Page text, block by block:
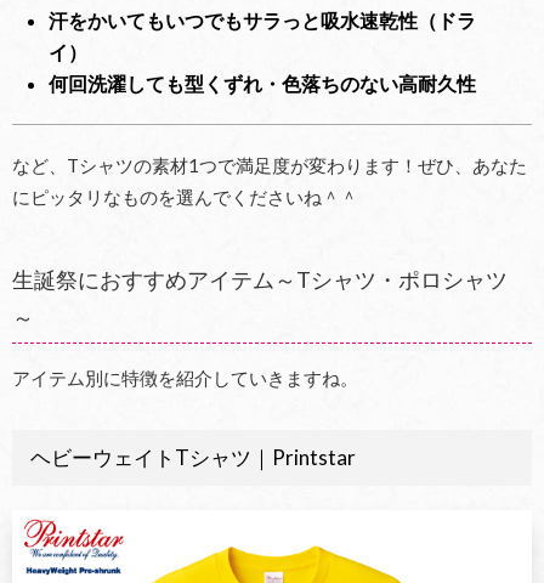
汗をかいてもいつでもサラっと吸水速乾性（ドラ
イ）
何回洗濯しても型くずれ・色落ちのない高耐久性
など、Tシャツの素材1つで満足度が変わります！ぜひ、あなた
にピッタリなものを選んでくださいね＾＾
生誕祭におすすめアイテム～Tシャツ・ポロシャツ
～
アイテム別に特徴を紹介していきますね。
ヘビーウェイトTシャツ｜Printstar